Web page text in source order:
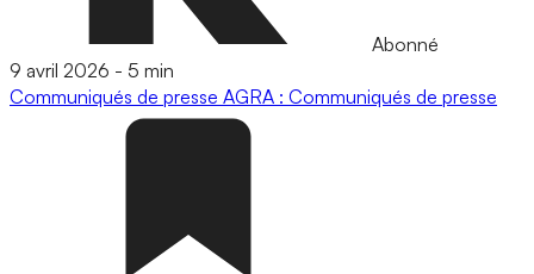
Abonné
9 avril 2026 - 5 min
Communiqués de presse AGRA : Communiqués de presse